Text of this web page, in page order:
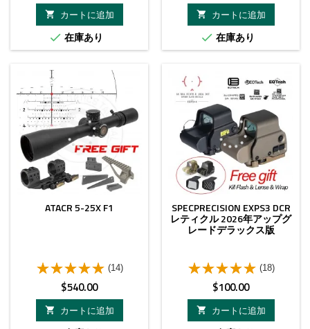
格
ー
ス
価

カートに追加
 在庫あり
格

カートに追加
 在庫あり
ATACR 5-25X F1
(14)
価
格
$540.00

カートに追加
SPECPRECISION EXPS3 DCR
レティクル 2026年アップグ
レードデラックス版
(18)
価
格
$100.00

カートに追加